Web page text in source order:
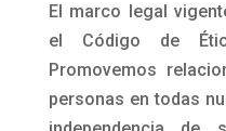
El marco legal
el Código de
Promovemos
personas en todas